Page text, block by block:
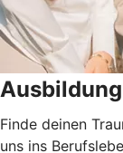
Ausbildung
Finde deinen
uns ins